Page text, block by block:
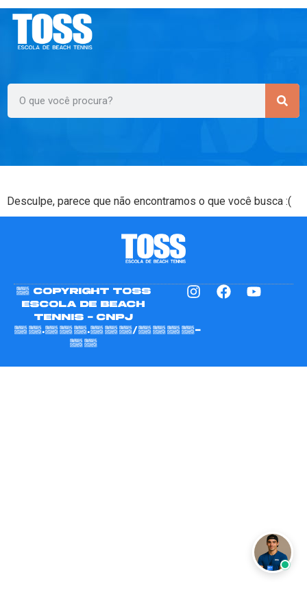
Desculpe, parece que não encontramos o que você busca :(
© Copyright TOSS
Escola de Beach
Tennis - CNPJ
47.731.814/0001-
60